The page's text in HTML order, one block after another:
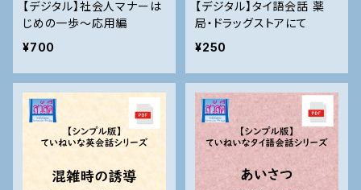
【デジタル】社会人マナーは
じめの一歩～応用編
¥700
【デジタル】タイ語会話 薬
局・ドラッグストアにて
¥250